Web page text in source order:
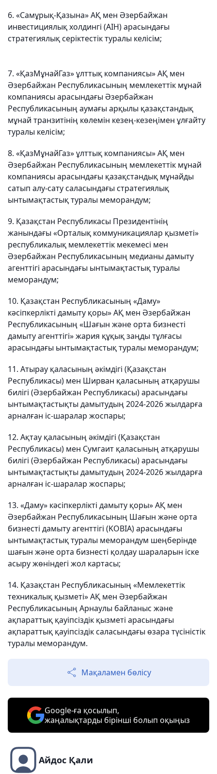
6. «Самұрық-Қазына» АҚ мен Әзербайжан
инвестициялық холдингі (AIH) арасындағы
стратегиялық серіктестік туралы келісім;
7. «ҚазМұнайГаз» ұлттық компаниясы» АҚ мен
Әзербайжан Республикасының мемлекеттік мұнай
компаниясы арасындағы Әзербайжан
Республикасының аумағы арқылы қазақстандық
мұнай транзитінің көлемін кезең-кезеңімен ұлғайту
туралы келісім;
8. «ҚазМұнайГаз» ұлттық компаниясы» АҚ мен
Әзербайжан Республикасының мемлекеттік мұнай
компаниясы арасындағы қазақстандық мұнайды
сатып алу-сату саласындағы стратегиялық
ынтымақтастық туралы меморандум;
9. Қазақстан Республикасы Президентінің
жанындағы «Орталық коммуникациялар қызметі»
республикалық мемлекеттік мекемесі мен
Әзербайжан Республикасының медианы дамыту
агенттігі арасындағы ынтымақтастық туралы
меморандум;
10. Қазақстан Республикасының «Даму»
кәсіпкерлікті дамыту қоры» АҚ мен Әзербайжан
Республикасының «Шағын және орта бизнесті
дамыту агенттігі» жария құқық заңды тұлғасы
арасындағы ынтымақтастық туралы меморандум;
11. Атырау қаласының әкімдігі (Қазақстан
Республикасы) мен Ширван қаласының атқарушы
билігі (Әзербайжан Республикасы) арасындағы
ынтымақтастықты дамытудың 2024-2026 жылдарға
арналған іс-шаралар жоспары;
12. Ақтау қаласының әкімдігі (Қазақстан
Республикасы) мен Сумгаит қаласының атқарушы
билігі (Әзербайжан Республикасы) арасындағы
ынтымақтастықты дамытудың 2024-2026 жылдарға
арналған іс-шаралар жоспары;
13. «Даму» кәсіпкерлікті дамыту қоры» АҚ мен
Әзербайжан Республикасының Шағын және орта
бизнесті дамыту агенттігі (KOBIA) арасындағы
ынтымақтастық туралы меморандум шеңберінде
шағын және орта бизнесті қолдау шараларын іске
асыру жөніндегі жол картасы;
14. Қазақстан Республикасының «Мемлекеттік
техникалық қызметі» АҚ мен Әзербайжан
Республикасының Арнаулы байланыс және
ақпараттық қауіпсіздік қызметі арасындағы
ақпараттық қауіпсіздік саласындағы өзара түсіністік
туралы меморандум.
Мақаламен бөлісу
Google-ға қосылып,
жаңалықтарды бірінші болып оқыңыз
Айдос Қали